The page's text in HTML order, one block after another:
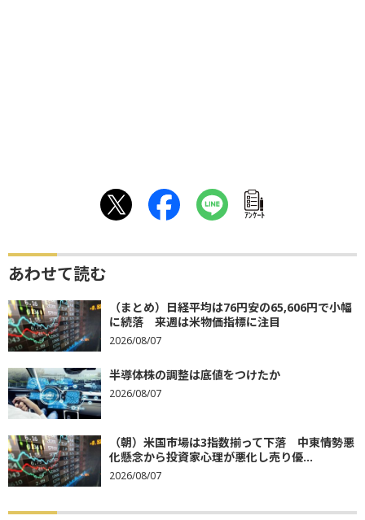
ｱﾝｹｰﾄ
あわせて読む
（まとめ）日経平均は76円安の65,606円で小幅
に続落 来週は米物価指標に注目
2026/08/07
半導体株の調整は底値をつけたか
2026/08/07
（朝）米国市場は3指数揃って下落 中東情勢悪
化懸念から投資家心理が悪化し売り優...
2026/08/07